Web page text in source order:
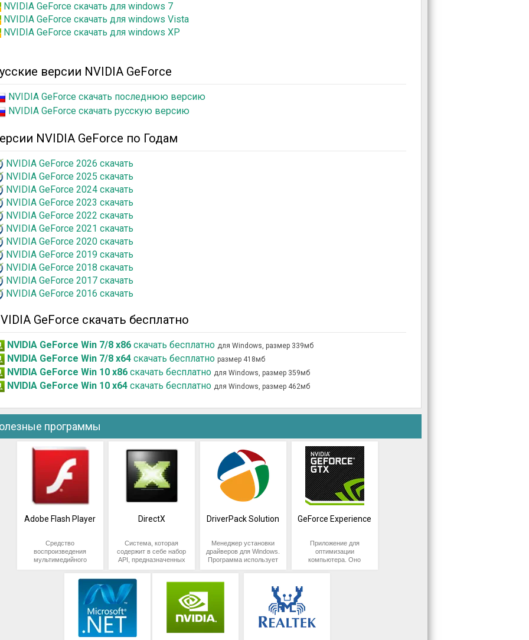
NVIDIA GeForce скачать для windows 7
NVIDIA GeForce скачать для windows Vista
NVIDIA GeForce скачать для windows XP
версии NVIDIA GeForce
NVIDIA GeForce скачать последнюю версию
NVIDIA GeForce скачать русскую версию
NVIDIA GeForce по Годам
NVIDIA GeForce 2026 скачать
NVIDIA GeForce 2025 скачать
NVIDIA GeForce 2024 скачать
NVIDIA GeForce 2023 скачать
NVIDIA GeForce 2022 скачать
NVIDIA GeForce 2021 скачать
NVIDIA GeForce 2020 скачать
NVIDIA GeForce 2019 скачать
NVIDIA GeForce 2018 скачать
NVIDIA GeForce 2017 скачать
NVIDIA GeForce 2016 скачать
GeForce скачать бесплатно
NVIDIA GeForce Win 7/8 x86 скачать бесплатно для Windows, размер 339мб
NVIDIA GeForce Win 7/8 x64 скачать бесплатно размер 418мб
NVIDIA GeForce Win 10 x86 скачать бесплатно для Windows, размер 359мб
NVIDIA GeForce Win 10 x64 скачать бесплатно для Windows, размер 462мб
программы
Adobe Flash Player
Средство
воспроизведения
мультимедийного
сайтов. Обеспечивает
запуск анимации,
компьютерных игр и
прочих объектов flash.
DirectX
Система, которая
содержит в себе набор
API, предназначенных
игр и других приложений
со сложной графикой. В
упрощенной форме
программу можно
представить как некую
играми и видеокартой,
DriverPack Solution
Менеджер установки
драйверов для Windows.
Программа использует
подключения к
для автоматического
обновления уже
существующих
GeForce Experience
Приложение для
оптимизации
компьютера. Оно
инструкции добавляют
новые возможности,